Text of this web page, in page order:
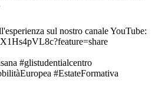
sul nostro canale YouTube:
#glistudentialcentro
#EstateFormativa